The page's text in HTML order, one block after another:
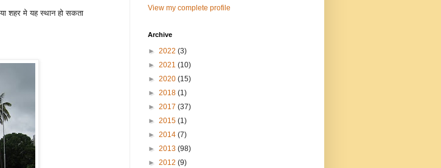
शहर मे यह स्थान हो सकता
View my complete profile
Archive
► 2022 (3)
► 2021 (10)
► 2020 (15)
► 2018 (1)
► 2017 (37)
► 2015 (1)
► 2014 (7)
► 2013 (98)
► 2012 (9)